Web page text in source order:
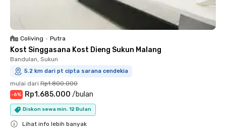
Coliving • Putra
Kost Singgasana Kost Dieng Sukun Malang
Bandulan, Sukun
5.2 km dari pt cipta sarana cendekia
mulai dari Rp1.800.000
-6% Rp1.685.000 /bulan
Diskon sewa min. 12 Bulan
Lihat info lebih banyak